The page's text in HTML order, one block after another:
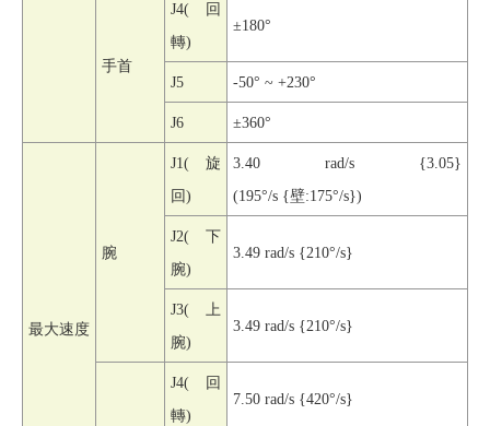
手首
J4( 回
轉)
±180°
J5 -50° ~ +230°
J6 ±360°
最大速度
腕
J1( 旋
回)
3.40 rad/s {3.05}
(195°/s {壁:175°/s})
J2( 下
腕)
3.49 rad/s {210°/s}
J3( 上
腕)
3.49 rad/s {210°/s}
J4( 回
轉)
7.50 rad/s {420°/s}